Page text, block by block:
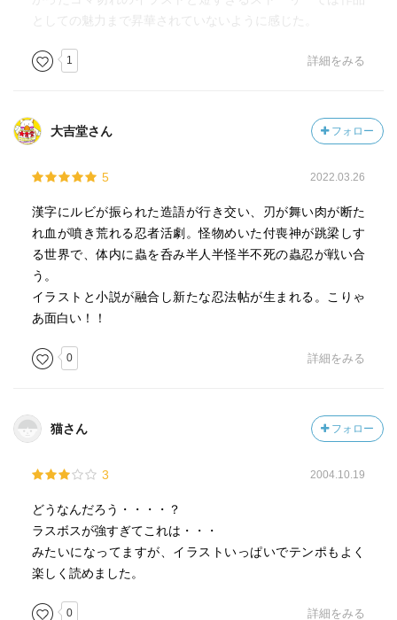
としての魅力まで昇華されていないように感じた。
1 詳細をみる
大吉堂さん フォロー
5 2022.03.26
漢字にルビが振られた造語が行き交い、刃が舞い肉が断た
れ血が噴き荒れる忍者活劇。怪物めいた付喪神が跳梁しす
る世界で、体内に蟲を呑み半人半怪半不死の蟲忍が戦い合
う。
イラストと小説が融合し新たな忍法帖が生まれる。こりゃ
あ面白い！！
0 詳細をみる
猫さん フォロー
3 2004.10.19
どうなんだろう・・・・？
ラスボスが強すぎてこれは・・・
みたいになってますが、イラストいっぱいでテンポもよく
楽しく読めました。
0 詳細をみる